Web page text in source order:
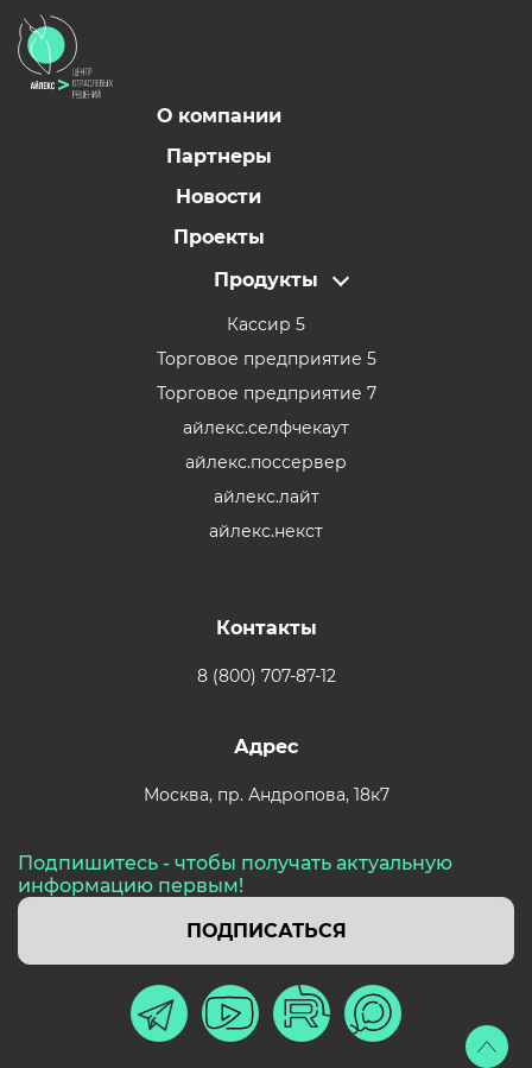
О компании
Партнеры
Новости
Проекты
Продукты
Кассир 5
Торговое предприятие 5
Торговое предприятие 7
айлекс.селфчекаут
айлекс.поссервер
айлекс.лайт
айлекс.некст
Контакты
8 (800) 707-87-12
Адрес
Москва,пр. Андропова, 18к7
Подпишитесь - чтобы получать актуальную
информацию первым!
ПОДПИСАТЬСЯ